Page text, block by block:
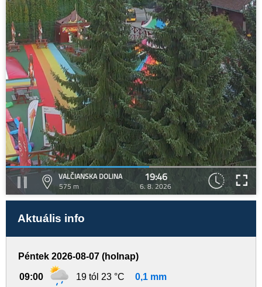
VALČIANSKA DOLINA
575 m
19:46
6. 8. 2026
Aktuális info
Péntek 2026-08-07 (holnap)
09:00 19 tól 23 °C 0,1 mm